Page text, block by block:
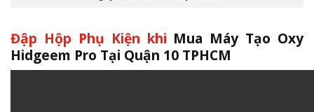
Đập Hộp Phụ Kiện khi Mua Máy Tạo Oxy
Hidgeem Pro Tại Quận 10 TPHCM